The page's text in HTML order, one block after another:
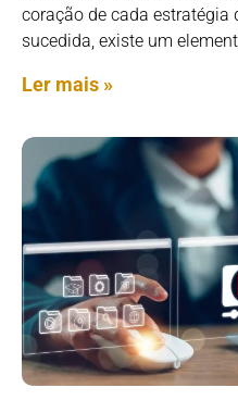
coração de cada
sucedida, existe um
Ler mais »